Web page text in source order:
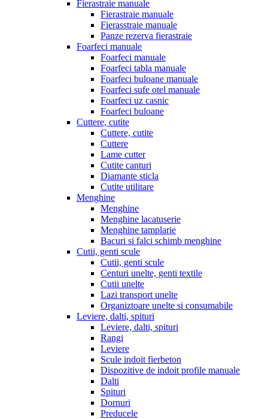
Fierastraie manuale
Fierastraie manuale
Fierasstraie manuale
Panze rezerva fierastraie
Foarfeci manuale
Foarfeci manuale
Foarfeci tabla manuale
Foarfeci buloane manuale
Foarfeci sufe otel manuale
Foarfeci uz casnic
Foarfeci buloane
Cuttere, cutite
Cuttere, cutite
Cuttere
Lame cutter
Cutite canturi
Diamante sticla
Cutite utilitare
Menghine
Menghine
Menghine lacatuserie
Menghine tamplarie
Bacuri si falci schimb menghine
Cutii, genti scule
Cutii, genti scule
Centuri unelte, genti textile
Cutii unelte
Lazi transport unelte
Organiztoare unelte si consumabile
Leviere, dalti, spituri
Leviere, dalti, spituri
Rangi
Leviere
Scule indoit fierbeton
Dispozitive de indoit profile manuale
Dalti
Spituri
Dornuri
Preducele